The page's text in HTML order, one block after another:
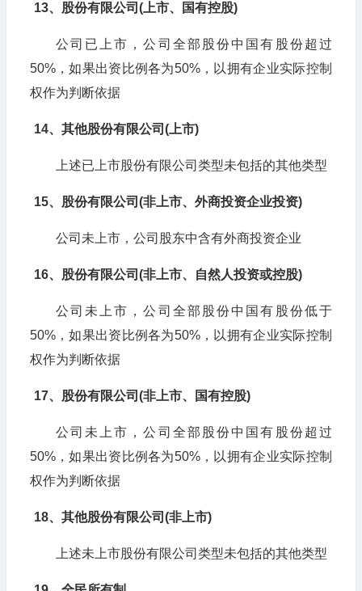
13、股份有限公司(上市、国有控股)
公司已上市，公司全部股份中国有股份超过
50%，如果出资比例各为50%，以拥有企业实际控制
权作为判断依据
14、其他股份有限公司(上市)
上述已上市股份有限公司类型未包括的其他类型
15、股份有限公司(非上市、外商投资企业投资)
公司未上市，公司股东中含有外商投资企业
16、股份有限公司(非上市、自然人投资或控股)
公司未上市，公司全部股份中国有股份低于
50%，如果出资比例各为50%，以拥有企业实际控制
权作为判断依据
17、股份有限公司(非上市、国有控股)
公司未上市，公司全部股份中国有股份超过
50%，如果出资比例各为50%，以拥有企业实际控制
权作为判断依据
18、其他股份有限公司(非上市)
上述未上市股份有限公司类型未包括的其他类型